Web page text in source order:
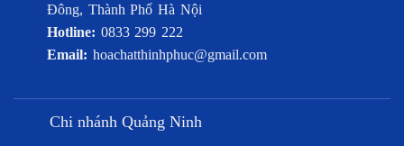
Đông, Thành Phố Hà Nội
Hotline: 0833 299 222
Email: hoachatthinhphuc@gmail.com
Chi nhánh Quảng Ninh